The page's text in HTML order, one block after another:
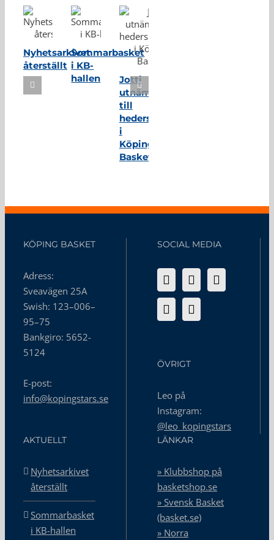
Nyhetsarkivet
återställt
Sommarbasket
i KB-
hallen
Jotti
utnämnd
till
hedersmedlem
i
Köping
Basket
KÖPING BASKET
Adress:
Sveavägen 25A
Swish: 123–006–
95–75
Bankgiro: 5652-
5124
E-post:
info@kopingstars.se
SOCIAL MEDIA
ÖVRIGT
Leo på
Instagram:
@leo_kopingstars
AKTUELLT
Nyhetsarkivet
återställt
Sommarbasket
i KB-hallen
LÄNKAR
» Klubbshop på
basketshop.se
» Svensk Basket
(basket.se)
» Norra